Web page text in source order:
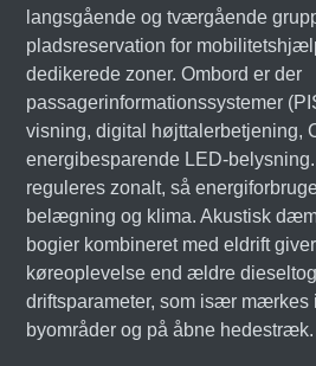
langsgående og tværgående
pladsreservation for
dedikerede zoner. Ombord er der
passagerinformationssystemer
visning, digital højttalerbetjening,
energibesparende LED-
reguleres zonalt, så
belægning og klima. Akustisk
bogier kombineret med eldrift
køreoplevelse end ældre
driftsparameter, som især
byområder og på åbne hedestræk.